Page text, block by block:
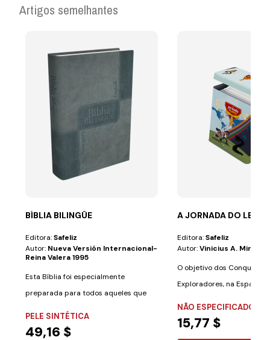
Artigos semelhantes
BÍBLIA BILINGÜE
Editora:Safeliz
Autor: Nueva Versión Internacional-
Reina Valera 1995
Esta Bíblia foi especialmente
preparada para todos aqueles que
desejam aprender...
PELE SINTÉTICA
49,16 $
A JORNADA DO
Editora:Safeliz
Autor:Vinicius A. Miranda
O objetivo dos
Exploradores, na Espanha)
NÃO ESPECIFICADO
15,77 $